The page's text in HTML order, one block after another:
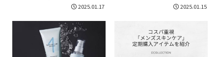
2025.01.17 2025.01.15